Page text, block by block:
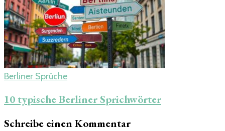
Berliner Sprüche
10 typische Berliner Sprichwörter
Schreibe einen Kommentar